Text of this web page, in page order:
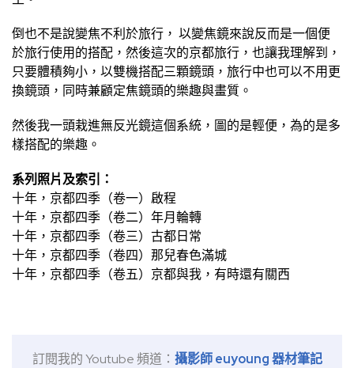
倒也不是說變焦不利於旅行， 以變焦鏡來說反而是一個便
於旅行使用的搭配，然後這次的京都旅行，也讓我理解到，
只要體積夠小，以雙機搭配三顆鏡頭，旅行中也可以不用更
換鏡頭，同時兼顧定焦鏡頭的樂趣與畫質。
然後我一頭栽進無反光鏡這個系統，圖的是輕便，為的是多
樣搭配的樂趣。
系列照片及索引：
十年，京都四季（卷一）啟程
十年，京都四季（卷二）年月輪轉
十年，京都四季（卷三）古都日常
十年，京都四季（卷四）那兒春色滿城
十年，京都四季（卷五）京都與我，有時還有關西
訂閱我的 Youtube 頻道： 攝影師 euyoung 器材筆記